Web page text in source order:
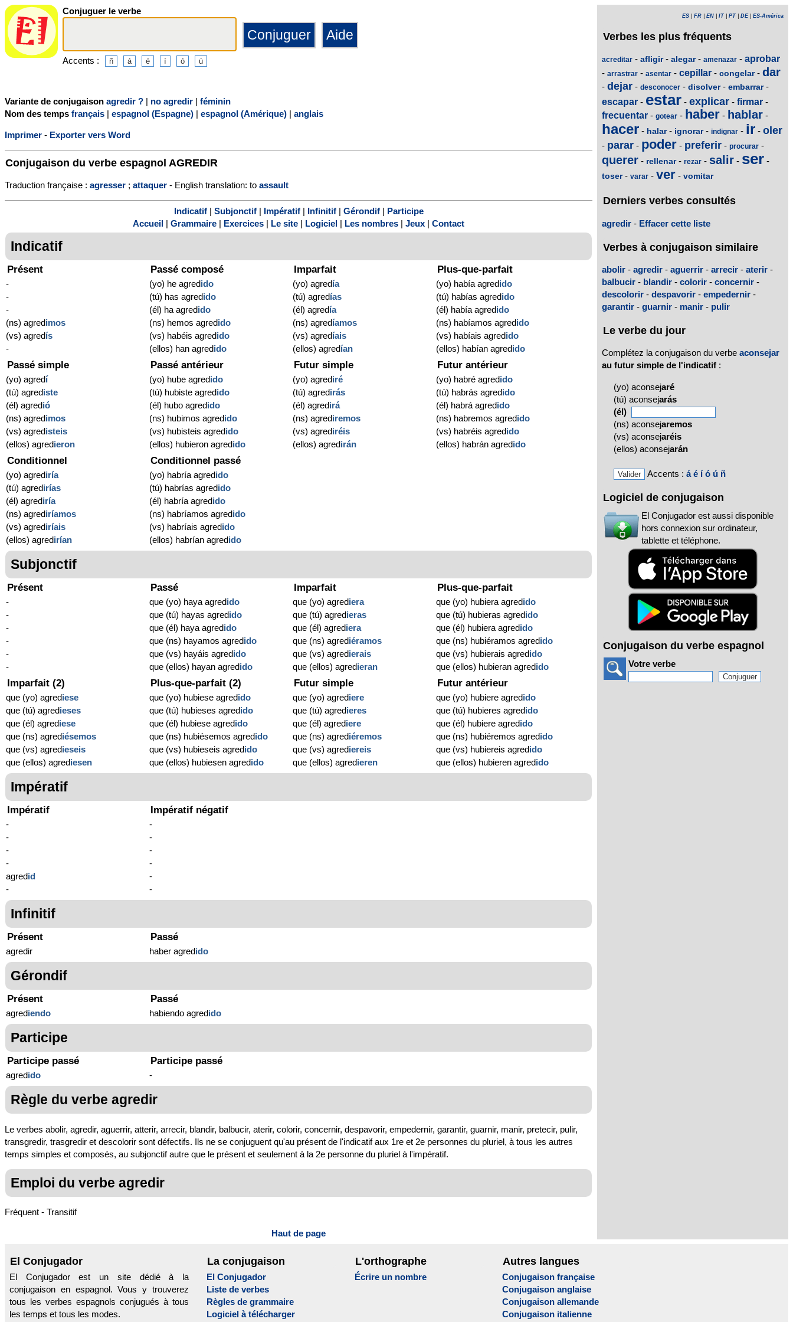
Conjuguer le verbe
Accents :
Variante de conjugaison agredir ? | no agredir | féminin
Nom des temps français | espagnol (Espagne) | espagnol (Amérique) | anglais
Imprimer - Exporter vers Word
Conjugaison du verbe espagnol AGREDIR
Traduction française : agresser ; attaquer - English translation: to assault
Indicatif| Subjonctif| Impératif| Infinitif| Gérondif|
Participe
Accueil
Grammaire Exercices Le site Logiciel Les nombres Jeux Contact
Indicatif
Présent
-
-
-
(ns) agredimos
(vs) agredís
-
Passé composé
(yo) he agredido
(tú) has agredido
(él) ha agredido
(ns) hemos agredido
(vs) habéis agredido
(ellos) han agredido
Imparfait
(yo) agredía
(tú) agredías
(él) agredía
(ns) agredíamos
(vs) agredíais
(ellos) agredían
Plus-que-parfait
(yo) había agredido
(tú) habías agredido
(él) había agredido
(ns) habíamos agredido
(vs) habíais agredido
(ellos) habían agredido
Passé simple
(yo) agredí
(tú) agrediste
(él) agredió
(ns) agredimos
(vs) agredisteis
(ellos) agredieron
Passé antérieur
(yo) hube agredido
(tú) hubiste agredido
(él) hubo agredido
(ns) hubimos agredido
(vs) hubisteis agredido
(ellos) hubieron agredido
Futur simple
(yo) agrediré
(tú) agredirás
(él) agredirá
(ns) agrediremos
(vs) agrediréis
(ellos) agredirán
Futur antérieur
(yo) habré agredido
(tú) habrás agredido
(él) habrá agredido
(ns) habremos agredido
(vs) habréis agredido
(ellos) habrán agredido
Conditionnel
(yo) agrediría
(tú) agredirías
(él) agrediría
(ns) agrediríamos
(vs) agrediríais
(ellos) agredirían
Conditionnel passé
(yo) habría agredido
(tú) habrías agredido
(él) habría agredido
(ns) habríamos agredido
(vs) habríais agredido
(ellos) habrían agredido
Subjonctif
Présent
-
-
-
-
-
-
Passé
que (yo) haya agredido
que (tú) hayas agredido
que (él) haya agredido
que (ns) hayamos agredido
que (vs) hayáis agredido
que (ellos) hayan agredido
Imparfait
que (yo) agrediera
que (tú) agredieras
que (él) agrediera
que (ns) agrediéramos
que (vs) agredierais
que (ellos) agredieran
Plus-que-parfait
que (yo) hubiera agredido
que (tú) hubieras agredido
que (él) hubiera agredido
que (ns) hubiéramos agredido
que (vs) hubierais agredido
que (ellos) hubieran agredido
Imparfait (2)
que (yo) agrediese
que (tú) agredieses
que (él) agrediese
que (ns) agrediésemos
que (vs) agredieseis
que (ellos) agrediesen
Plus-que-parfait (2)
que (yo) hubiese agredido
que (tú) hubieses agredido
que (él) hubiese agredido
que (ns) hubiésemos agredido
que (vs) hubieseis agredido
que (ellos) hubiesen agredido
Futur simple
que (yo) agrediere
que (tú) agredieres
que (él) agrediere
que (ns) agrediéremos
que (vs) agrediereis
que (ellos) agredieren
Futur antérieur
que (yo) hubiere agredido
que (tú) hubieres agredido
que (él) hubiere agredido
que (ns) hubiéremos agredido
que (vs) hubiereis agredido
que (ellos) hubieren agredido
Impératif
Impératif
-
-
-
-
agredid
-
Impératif négatif
-
-
-
-
-
-
Infinitif
Présent
agredir
Passé
haber agredido
Gérondif
Présent
agrediendo
Passé
habiendo agredido
Participe
Participe passé
agredido
Participe passé
-
Règle du verbe agredir
Le verbes abolir, agredir, aguerrir, atterir, arrecir, blandir, balbucir, aterir, colorir, concernir, despavorir, empedernir, garantir, guarnir, manir, pretecir, pulir,
transgredir, trasgredir et descolorir sont défectifs. Ils ne se conjuguent qu'au présent de l'indicatif aux 1re et 2e personnes du pluriel, à tous les autres
temps simples et composés, au subjonctif autre que le présent et seulement à la 2e personne du pluriel à l'impératif.
Emploi du verbe agredir
Fréquent - Transitif
Haut de page
ES FR EN IT PT DE| ES-América
Verbes les plus fréquents
acreditar - afligir- alegar- amenazar - aprobar
- arrastrar - asentar - cepillar - congelar- dar
- dejar - desconocer - disolver- embarrar-
escapar - estar - explicar - firmar -
frecuentar - gotear - haber - hablar -
hacer - halar- ignorar- indignar - ir - oler
- parar - poder - preferir - procurar -
querer - rellenar- rezar - salir - ser -
toser- varar - ver - vomitar
Derniers verbes consultés
agredir - Effacer cette liste
Verbes à conjugaison similaire
abolir - agredir - aguerrir - arrecir - aterir -
balbucir - blandir - colorir - concernir -
descolorir - despavorir - empedernir -
garantir - guarnir - manir - pulir
Le verbe du jour
Complétez la conjugaison du verbe aconsejar
au futur simple de l'indicatif :
(yo) aconsejaré
(tú) aconsejarás
(él)
(ns) aconsejaremos
(vs) aconsejaréis
(ellos) aconsejarán
Accents : á é í ó ú ñ
Logiciel de conjugaison
El Conjugador est aussi disponible
hors connexion sur ordinateur,
tablette et téléphone.
Conjugaison du verbe espagnol
Votre verbe
El Conjugador
El Conjugador est un site dédié à la
conjugaison en espagnol. Vous y trouverez
tous les verbes espagnols conjugués à tous
les temps et tous les modes.
La conjugaison
El Conjugador
Liste de verbes
Règles de grammaire
Logiciel à télécharger
L'orthographe
Écrire un nombre
Autres langues
Conjugaison française
Conjugaison anglaise
Conjugaison allemande
Conjugaison italienne